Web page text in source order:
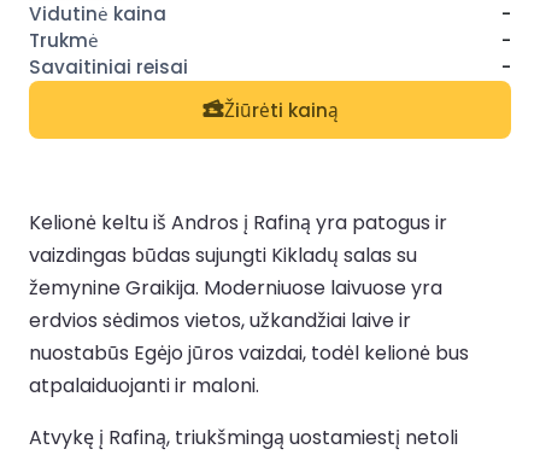
-
-
-
Žiūrėti kainą
Kelionė keltu iš Andros į Rafiną yra patogus ir
vaizdingas būdas sujungti Kikladų salas su
žemynine Graikija. Moderniuose laivuose yra
erdvios sėdimos vietos, užkandžiai laive ir
nuostabūs Egėjo jūros vaizdai, todėl kelionė bus
atpalaiduojanti ir maloni.
Atvykę į Rafiną, triukšmingą uostamiestį netoli